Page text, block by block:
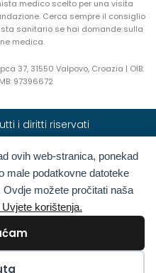
ovih web-stranica, ponekad
male podatkovne datoteke
možete pročitati naša
korištenja.
medico scelto per una visita
Cerca sempre il consiglio
sanitario se hai domande sulla
medica.
37, 31550 Valpovo, Croazia | OIB:
MB: 97396672
i diritti riservati
English(Inglese)
Polski(Polacco)
)
Italiano
Français(Francese)
Slovenčina